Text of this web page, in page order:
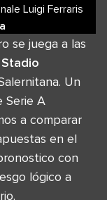
Luigi Ferraris
se juega a las
Stadio
Un
Serie A
a comparar
en el
con
lógico a